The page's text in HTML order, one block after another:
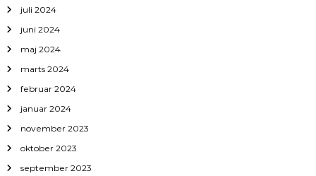
juli 2024
juni 2024
maj 2024
marts 2024
februar 2024
januar 2024
november 2023
oktober 2023
september 2023